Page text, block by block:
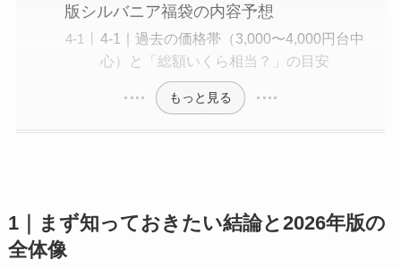
版シルバニア福袋の内容予想
4-1｜過去の価格帯（3,000〜4,000円台中
心）と「総額いくら相当？」の目安
もっと見る
1｜まず知っておきたい結論と2026年版の
全体像